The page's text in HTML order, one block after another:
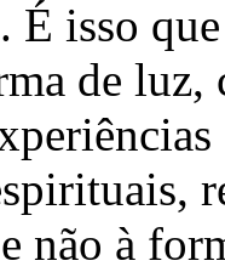
isso
de luz,
não à